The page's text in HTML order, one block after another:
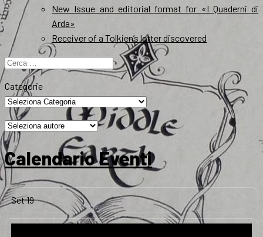
New Issue and editorial format for «I Quaderni di
Arda»
Receiver of a Tolkien’s letter discovered
Ricerca
Categorie
Calendario Eventi
Set19